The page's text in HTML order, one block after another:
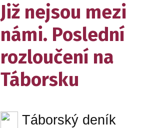
Již nejsou mezi
námi. Poslední
rozloučení na
Táborsku
Táborský deník